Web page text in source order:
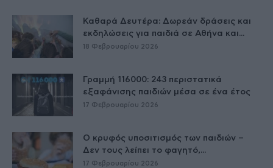
Καθαρά Δευτέρα: Δωρεάν δράσεις και
εκδηλώσεις για παιδιά σε Αθήνα και...
18 Φεβρουαρίου 2026
Γραμμή 116000: 243 περιστατικά
εξαφάνισης παιδιών μέσα σε ένα έτος
17 Φεβρουαρίου 2026
Ο κρυφός υποσιτισμός των παιδιών –
Δεν τους λείπει το φαγητό,...
17 Φεβρουαρίου 2026